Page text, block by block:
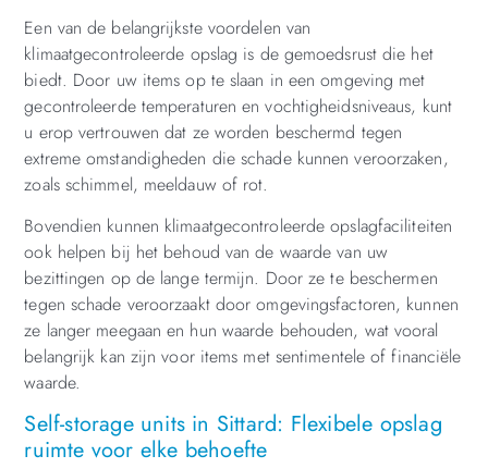
Een van de belangrijkste voordelen van
klimaatgecontroleerde opslag is de gemoedsrust die het
biedt. Door uw items op te slaan in een omgeving met
gecontroleerde temperaturen en vochtigheidsniveaus, kunt
u erop vertrouwen dat ze worden beschermd tegen
extreme omstandigheden die schade kunnen veroorzaken,
zoals schimmel, meeldauw of rot.
Bovendien kunnen klimaatgecontroleerde opslagfaciliteiten
ook helpen bij het behoud van de waarde van uw
bezittingen op de lange termijn. Door ze te beschermen
tegen schade veroorzaakt door omgevingsfactoren, kunnen
ze langer meegaan en hun waarde behouden, wat vooral
belangrijk kan zijn voor items met sentimentele of financiële
waarde.
Self-storage units in Sittard: Flexibele opslag
ruimte voor elke behoefte